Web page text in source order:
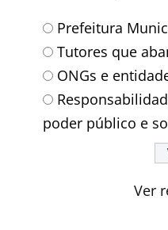
Prefeitura
Tutores que
ONGs e
poder público e
Ver